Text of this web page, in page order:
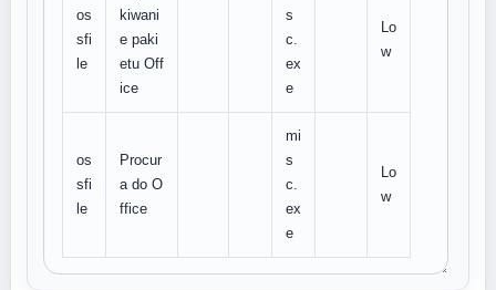
os
sfi
le
kiwani
e paki
etu Off
ice
s
c.
ex
e
Lo
w
os
sfi
le
Procur
a do O
ffice
mi
s
c.
ex
e
Lo
w